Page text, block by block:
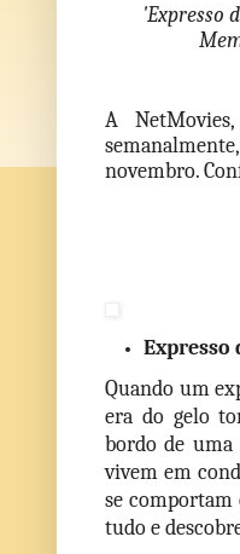
'Expresso
A
novembro.
Expresso
Quando um
era do gelo
bordo de uma
vivem em
se comportam
tudo e